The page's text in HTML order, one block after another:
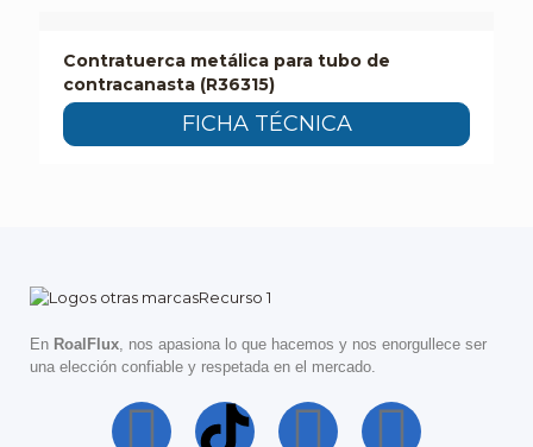
Contratuerca metálica para tubo de
contracanasta (R36315)
FICHA TÉCNICA
En RoalFlux, nos apasiona lo que hacemos y nos enorgullece ser
una elección confiable y respetada en el mercado.